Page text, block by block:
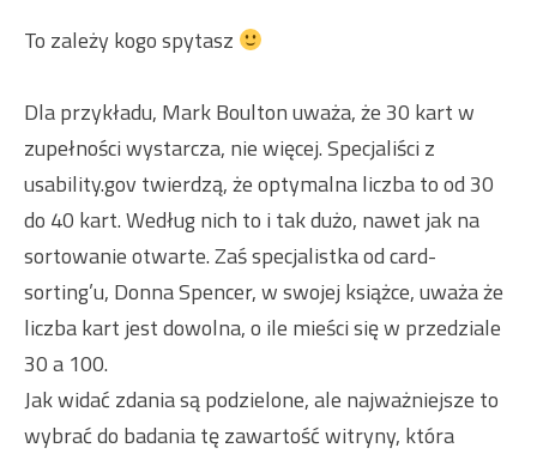
To zależy kogo spytasz
Dla przykładu, Mark Boulton uważa, że 30 kart w
zupełności wystarcza, nie więcej. Specjaliści z
usability.gov twierdzą, że optymalna liczba to od 30
do 40 kart. Według nich to i tak dużo, nawet jak na
sortowanie otwarte. Zaś specjalistka od card-
sorting’u, Donna Spencer, w swojej książce, uważa że
liczba kart jest dowolna, o ile mieści się w przedziale
30 a 100.
Jak widać zdania są podzielone, ale najważniejsze to
wybrać do badania tę zawartość witryny, która